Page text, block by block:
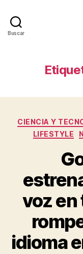
Buscar
CIENCIA Y
LIFESTYLE
voz en
idioma